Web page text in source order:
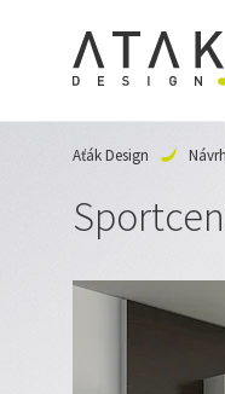
Aťák Design